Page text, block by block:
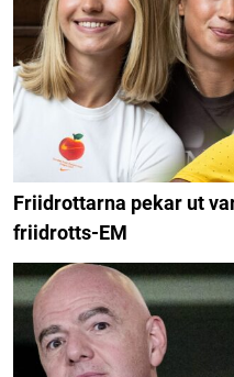
Friidrottarna pekar ut
friidrotts-EM